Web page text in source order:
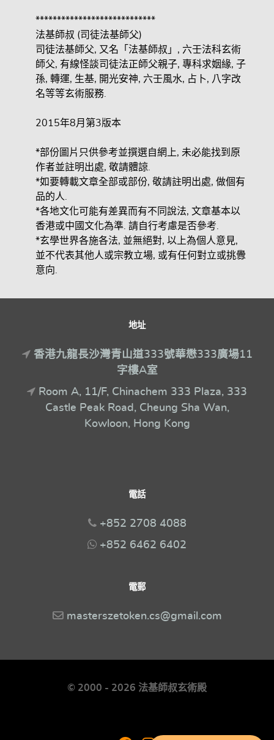
****************************
法基師叔 (司徒法基師父)
司徒法基師父, 又名「法基師叔」, 六壬法科玄術
師父, 有線怪談司徒法正師父親子, 專科求姻緣, 子
孫, 轉運, 生基, 開光安神, 六壬風水, 占卜, 八字改
名等等玄術服務.
2015年8月第3版本
*部份圖片只供參考並撰選自網上, 未必能找到原
作者並註明出處, 敬請體諒.
*如要轉載文章全部或部份, 敬請註明出處, 做個有
品的人.
*各地文化可能有差異而有不同說法, 文章基本以
香港或中國文化為準. 請自行考慮是否參考.
*玄學世界各施各法, 並無絕對, 以上為個人意見,
並不代表其他人或宗教立場, 或有任何對立或挑釁
意向.
地址
香港九龍長沙灣青山道333號華懋333廣場11
字樓A室
Room A, 11/F, Chinachem 333 Plaza, 333
Castle Peak Road, Cheung Sha Wan,
Kowloon, Hong Kong
電話
+852 2708 4088
+852 6462 6402
電郵
masterszetoken.cs@gmail.com
© 2000 - 2026 法基師叔玄術殿